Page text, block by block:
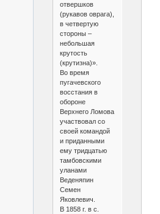
отвершков
(рукавов оврага),
в четвертую
стороны –
небольшая
крутость
(крутизна)».
Во время
пугачевского
восстания в
обороне
Верхнего Ломова
участвовал со
своей командой
и приданными
ему тридцатью
тамбовскими
уланами
Веденяпин
Семен
Яковлевич.
В 1858 г. в с.